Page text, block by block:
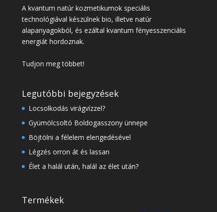
A kvantum natúr kozmetikumok speciális
technológiával készülnek bio, illetve natúr
alapanyagokból, és ezáltal kvantum fényesszenciális
energiát hordoznak.
Tudjon meg többet!
Legutóbbi bejegyzések
Locsolkodás virágvízzel?
Gyümölcsoltó Boldogasszony ünnepe
Böjtölni a félelem elengedésével
Légzés orron át és lassan
Élet a halál után, halál az élet után?
Termékek